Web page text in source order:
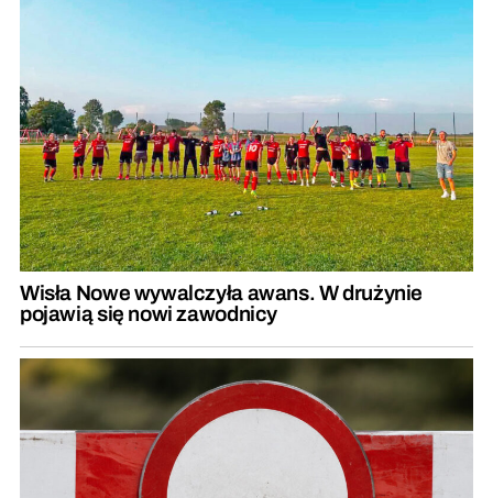
Wisła Nowe wywalczyła awans. W drużynie
pojawią się nowi zawodnicy